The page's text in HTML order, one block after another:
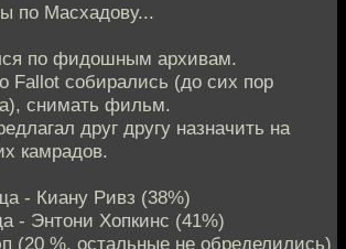
по Масхадову...
по фидошным архивам.
Fallot собирались (до сих пор
снимать фильм.
друг другу назначить на
камрадов.
- Киану Ривз (38%)
- Энтони Хопкинс (41%)
(20 %, остальные не обределились)